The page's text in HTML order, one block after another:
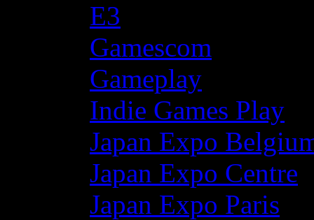
E3
Gamescom
Gameplay
Indie Games Play
Japan Expo
Japan Expo Centre
Japan Expo Paris